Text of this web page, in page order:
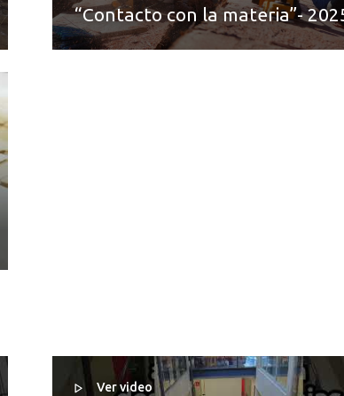
“Contacto con la materia”-
Ver video